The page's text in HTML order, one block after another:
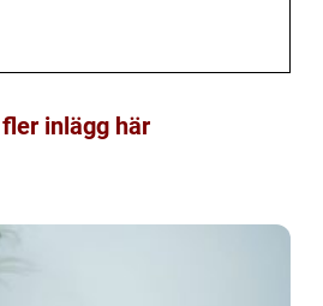
inlägg här